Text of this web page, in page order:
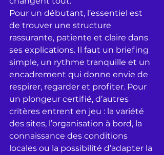
Pour un débutant, l’essentiel est
de trouver une structure
rassurante, patiente et claire dans
ses explications. Il faut un briefing
simple, un rythme tranquille et un
encadrement qui donne envie de
respirer, regarder et profiter. Pour
un plongeur certifié, d’autres
critères entrent en jeu : la variété
des sites, l’organisation à bord, la
connaissance des conditions
locales ou la possibilité d’adapter la